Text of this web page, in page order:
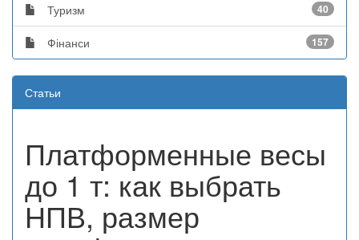
Туризм 40
Фінанси 157
Статьи
Платформенные весы
до 1 т: как выбрать
НПВ, размер